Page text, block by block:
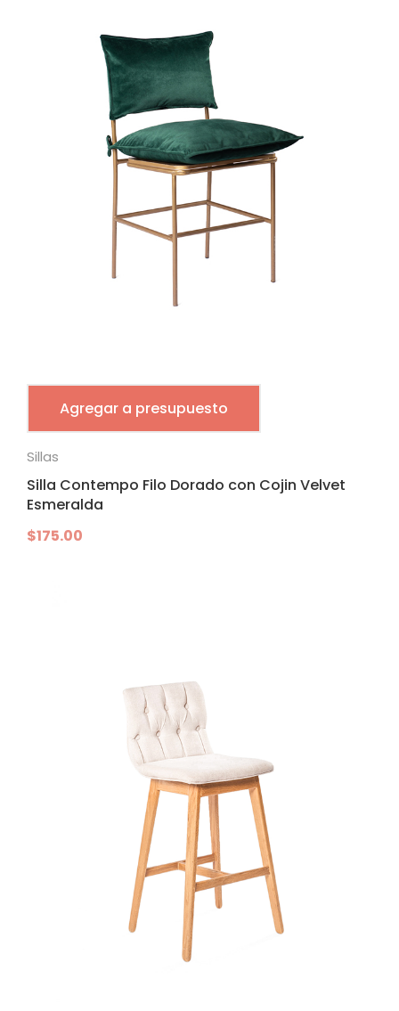
Agregar a presupuesto
Sillas
Silla Contempo Filo Dorado con Cojin Velvet
Esmeralda
$175.00